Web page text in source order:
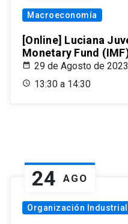
Macroeconomía
[Online] Luciana
Monetary Fund
29 de Agosto de 2023
13:30 a 14:30
24 AGO
Organización Industrial